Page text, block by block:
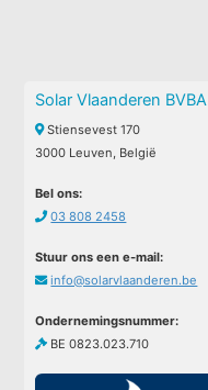
Solar Vlaanderen BVBA
Stiensevest 170
3000 Leuven, België
Bel ons:
03 808 2458
Stuur ons een e-mail:
info@solarvlaanderen.be
Ondernemingsnummer:
BE 0823.023.710